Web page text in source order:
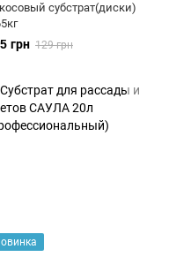
субстрат(диски)
грн 129 грн